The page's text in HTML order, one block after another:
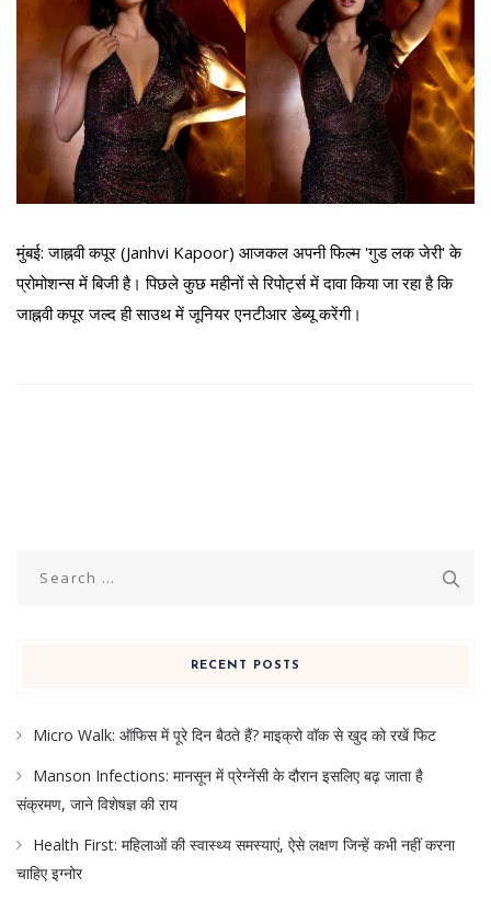
मुंबई: जाह्नवी कपूर (Janhvi Kapoor) आजकल अपनी फिल्म 'गुड लक जेरी' के
प्रोमोशन्स में बिजी है। पिछले कुछ महीनों से रिपोर्ट्स में दावा किया जा रहा है कि
जाह्नवी कपूर जल्द ही साउथ में जूनियर एनटीआर डेब्यू करेंगी।
RECENT POSTS
Micro Walk: ऑफिस में पूरे दिन बैठते हैं? माइक्रो वॉक से खुद को रखें फिट
Manson Infections: मानसून में प्रेग्नेंसी के दौरान इसलिए बढ़ जाता है
संक्रमण, जाने विशेषज्ञ की राय
Health First: महिलाओं की स्वास्थ्य समस्याएं, ऐसे लक्षण जिन्हें कभी नहीं करना
चाहिए इग्नोर